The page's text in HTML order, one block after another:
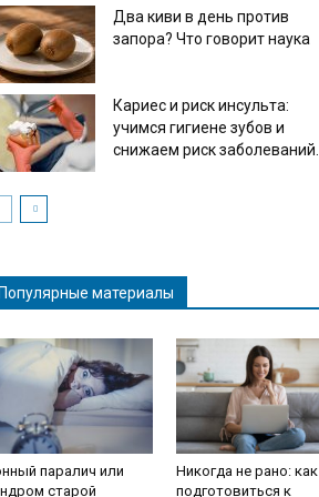
Два киви в день против
запора? Что говорит наука
Кариес и риск инсульта:
учимся гигиене зубов и
снижаем риск заболеваний...
материалы
паралич или
старой
Никогда не рано: как
подготовиться к